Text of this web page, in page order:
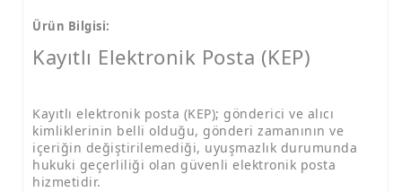
Ürün Bilgisi:
Kayıtlı Elektronik Posta (KEP)
Kayıtlı elektronik posta (KEP); gönderici ve alıcı
kimliklerinin belli olduğu, gönderi zamanının ve
içeriğin değiştirilemediği, uyuşmazlık durumunda
hukuki geçerliliği olan güvenli elektronik posta
hizmetidir.